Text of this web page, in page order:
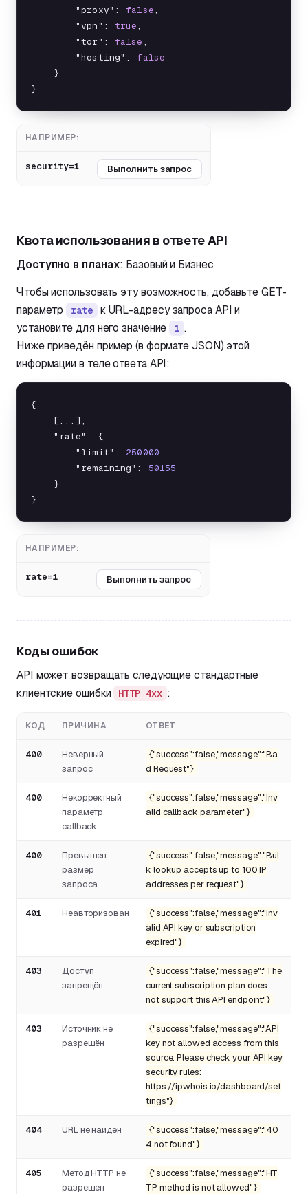
        "proxy":
false,
        "vpn":
true,
        "tor":
false ,
        "hosting":
false
    }
}
НАПРИМЕР:
security=1 Выполнить запрос
Квота использования в ответе API
Доступно в планах: Базовый и Бизнес
Чтобы использовать эту возможность, добавьте GET-
параметр
rate
к URL-адресу запроса API и
установите для него значение
1 .
Ниже приведён пример (в формате JSON) этой
информации в теле ответа API:
{
    [...],
    "rate": {
        "limit":
250000,
        "remaining":
50155
    }
}
НАПРИМЕР:
rate=1 Выполнить запрос
Коды ошибок
API может возвращать следующие стандартные
клиентские ошибки
HTTP 4xx :
КОД ПРИЧИНА ОТВЕТ
400
Неверный
запрос
{"success":false,"message":"Ba
d Request"}
400
Некорректный
параметр
callback
{"success":false,"message":"Inv
alid callback parameter"}
400
Превышен
размер
запроса
{"success":false,"message":"Bul
k lookup accepts up to 100 IP
addresses per request"}
401 Неавторизован
{"success":false,"message":"Inv
alid API key or subscription
expired"}
403
Доступ
запрещён
{"success":false,"message":"The
current subscription plan does
not support this API endpoint"}
403
Источник не
разрешён
{"success":false,"message":"API
key not allowed access from this
source. Please check your API key
security rules:
https://ipwhois.io/dashboard/set
tings"}
404 URL не найден
{"success":false,"message":"40
4 not found"}
405
Метод HTTP не
разрешен
{"success":false,"message":"HT
TP method is not allowed"}